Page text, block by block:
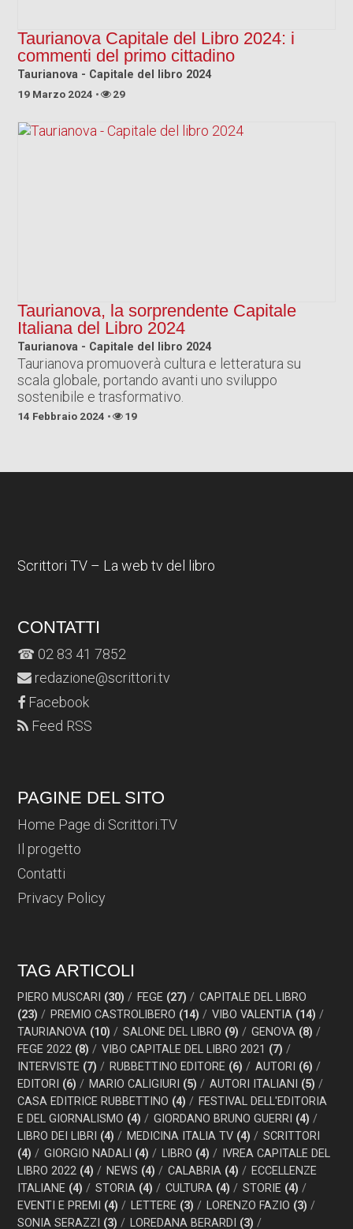
Taurianova Capitale del Libro 2024: i
commenti del primo cittadino
Taurianova - Capitale del libro 2024
19 Marzo 2024 29
Taurianova, la sorprendente Capitale
Italiana del Libro 2024
Taurianova - Capitale del libro 2024
Taurianova promuoverà cultura e letteratura su
scala globale, portando avanti uno sviluppo
sostenibile e trasformativo.
14 Febbraio 2024 19
Scrittori TV – La web tv del libro
CONTATTI
☎ 02 83 41 7852
redazione@scrittori.tv
Facebook
Feed RSS
PAGINE DEL SITO
Home Page di Scrittori.TV
Il progetto
Contatti
Privacy Policy
TAG ARTICOLI
PIERO MUSCARI (30) FEGE (27)
CAPITALE DEL LIBRO
(23)
PREMIO CASTROLIBERO (14) VIBO VALENTIA (14)
TAURIANOVA (10) SALONE DEL LIBRO (9) GENOVA (8)
FEGE 2022 (8) VIBO CAPITALE DEL LIBRO 2021 (7)
INTERVISTE (7) RUBBETTINO EDITORE (6) AUTORI (6)
EDITORI (6) MARIO CALIGIURI (5) AUTORI ITALIANI (5)
CASA EDITRICE RUBBETTINO (4)
FESTIVAL DELL'EDITORIA
E DEL GIORNALISMO (4) GIORDANO BRUNO GUERRI (4)
LIBRO DEI LIBRI (4) MEDICINA ITALIA TV (4)
SCRITTORI
(4)
GIORGIO NADALI (4) LIBRO (4)
IVREA CAPITALE DEL
LIBRO 2022 (4) NEWS (4) CALABRIA (4)
ECCELLENZE
ITALIANE (4) STORIA (4) CULTURA (4) STORIE (4)
EVENTI E PREMI (4) LETTERE (3) LORENZO FAZIO (3)
SONIA SERAZZI (3) LOREDANA BERARDI (3)